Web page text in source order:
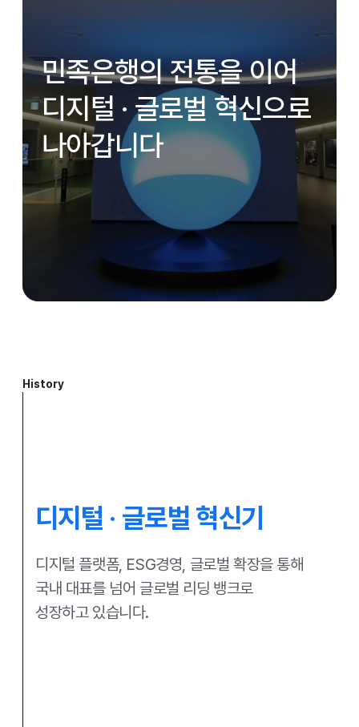
민족은행의 전통을 이어
디지털 · 글로벌 혁신으로
나아갑니다
History
디지털 · 글로벌 혁신기
디지털 플랫폼, ESG경영, 글로벌 확장을 통해
국내 대표를 넘어 글로벌 리딩 뱅크로
성장하고 있습니다.